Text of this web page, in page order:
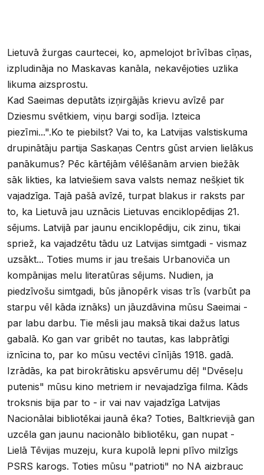
Lietuvā žurgas caurtecei, ko, apmelojot brīvības cīņas,
izpludināja no Maskavas kanāla, nekavējoties uzlika
likuma aizsprostu.
Kad Saeimas deputāts izņirgājās krievu avīzē par
Dziesmu svētkiem, viņu bargi sodīja. Izteica
piezīmi...".Ko te piebilst? Vai to, ka Latvijas valstiskuma
drupinātāju partija Saskaņas Centrs gūst arvien lielākus
panākumus? Pēc kārtējām vēlēšanām arvien biežāk
sāk likties, ka latviešiem sava valsts nemaz nešķiet tik
vajadzīga. Tajā pašā avīzē, turpat blakus ir raksts par
to, ka Lietuvā jau uznācis Lietuvas enciklopēdijas 21.
sējums. Latvijā par jaunu enciklopēdiju, cik zinu, tikai
spriež, ka vajadzētu tādu uz Latvijas simtgadi - vismaz
uzsākt... Toties mums ir jau trešais Urbanoviča un
kompānijas melu literatūras sējums. Nudien, ja
piedzīvošu simtgadi, būs jānopērk visas trīs (varbūt pa
starpu vēl kāda iznāks) un jāuzdāvina mūsu Saeimai -
par labu darbu. Tie mēsli jau maksā tikai dažus latus
gabalā. Ko gan var gribēt no tautas, kas labprātīgi
iznīcina to, par ko mūsu vectēvi cīnījās 1918. gadā.
Izrādās, ka pat birokrātisku apsvērumu dēļ "Dvēseļu
putenis" mūsu kino metriem ir nevajadzīga filma. Kāds
troksnis bija par to - ir vai nav vajadzīga Latvijas
Nacionālai bibliotēkai jaunā ēka? Toties, Baltkrievijā gan
uzcēla gan jaunu nacionālo bibliotēku, gan nupat -
Lielā Tēvijas muzeju, kura kupolā lepni plīvo milzīgs
PSRS karogs. Toties mūsu "patrioti" no NA aizbrauc